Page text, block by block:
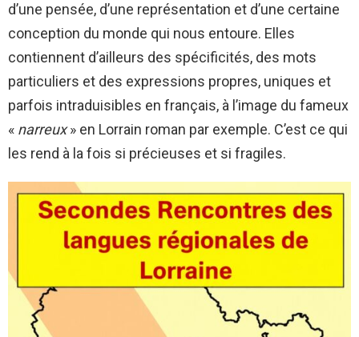
d’une pensée, d’une représentation et d’une certaine
conception du monde qui nous entoure. Elles
contiennent d’ailleurs des spécificités, des mots
particuliers et des expressions propres, uniques et
parfois intraduisibles en français, à l’image du fameux
« narreux» en Lorrain roman par exemple. C’est ce qui
les rend à la fois si précieuses et si fragiles.